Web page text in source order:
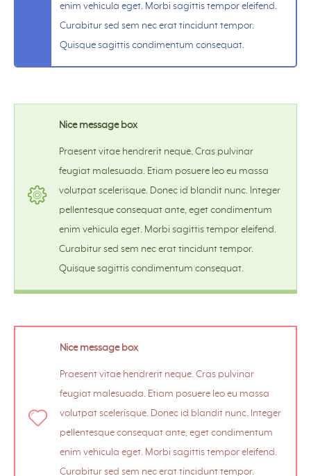
enim vehicula eget. Morbi sagittis tempor eleifend.
Curabitur sed sem nec erat tincidunt tempor.
Quisque sagittis condimentum consequat.
Nice message box
Praesent vitae hendrerit neque. Cras pulvinar
feugiat malesuada. Etiam posuere leo eu massa
volutpat scelerisque. Donec id blandit nunc. Integer
pellentesque consequat ante, eget condimentum
enim vehicula eget. Morbi sagittis tempor eleifend.
Curabitur sed sem nec erat tincidunt tempor.
Quisque sagittis condimentum consequat.
Nice message box
Praesent vitae hendrerit neque. Cras pulvinar
feugiat malesuada. Etiam posuere leo eu massa
volutpat scelerisque. Donec id blandit nunc. Integer
pellentesque consequat ante, eget condimentum
enim vehicula eget. Morbi sagittis tempor eleifend.
Curabitur sed sem nec erat tincidunt tempor.